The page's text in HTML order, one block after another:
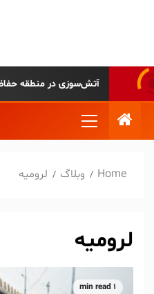
آتش‌سوزی در منطقه
Home وبلاگ لرومیه
لرومیه
1 min read